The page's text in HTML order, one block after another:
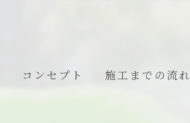
コンセプト 施工までの流れ